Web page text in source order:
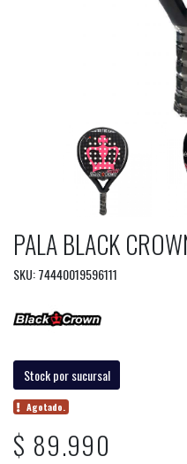
PALA BLACK
SKU: 74440019596111
Stock por sucursal
Agotado.
$ 89.990